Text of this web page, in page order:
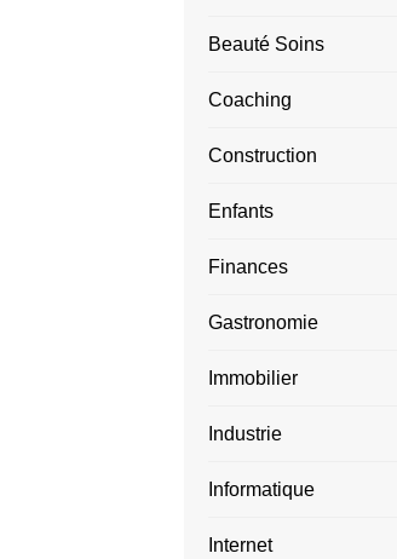
Beauté Soins
Coaching
Construction
Enfants
Finances
Gastronomie
Immobilier
Industrie
Informatique
Internet